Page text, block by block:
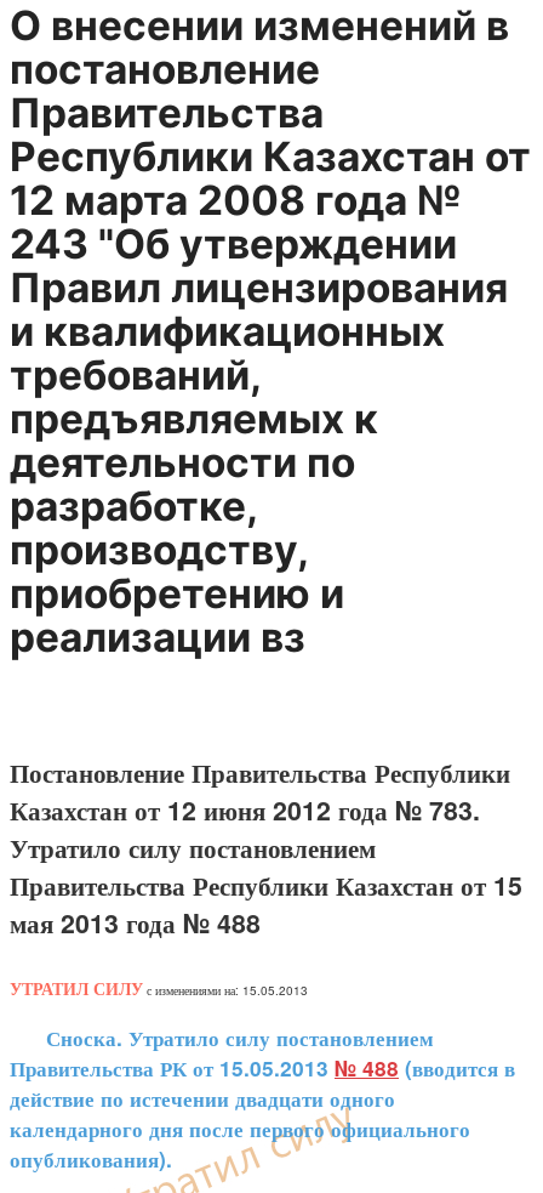
О внесении изменений в
постановление
Правительства
Республики Казахстан от
12 марта 2008 года №
243 "Об утверждении
Правил лицензирования
и квалификационных
требований,
предъявляемых к
деятельности по
разработке,
производству,
приобретению и
реализации вз
Постановление Правительства Республики
Казахстан от 12 июня 2012 года № 783.
Утратило силу постановлением
Правительства Республики Казахстан от 15
мая 2013 года № 488
УТРАТИЛ СИЛУ с изменениями на: 15.05.2013
Сноска. Утратило силу постановлением
Правительства РК от 15.05.2013 № 488 (вводится в
действие по истечении двадцати одного
календарного дня после первого официального
опубликования).